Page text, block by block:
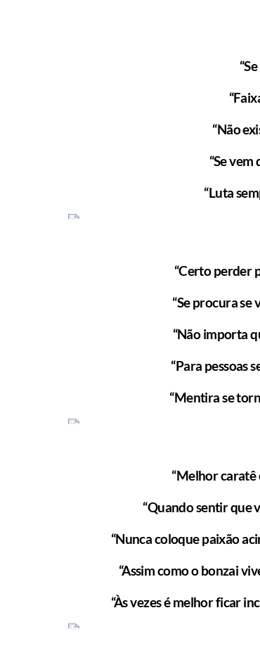
“Não
“Se
“Luta
“Certo perder
“Se procura se
“Não importa
“Para pessoas
“Mentira se
“Melhor caratê
“Quando sentir que
“Nunca coloque paixão
“Assim como o bonzai
“Às vezes é melhor ficar